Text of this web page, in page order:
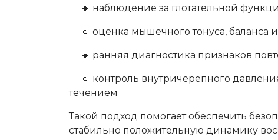
🔹 наблюдение за глотательной
🔹 оценка мышечного тонуса, баланса
🔹 ранняя диагностика признаков
🔹 контроль внутричерепного
течением
Такой подход помогает обеспечить
стабильно положительную динамику